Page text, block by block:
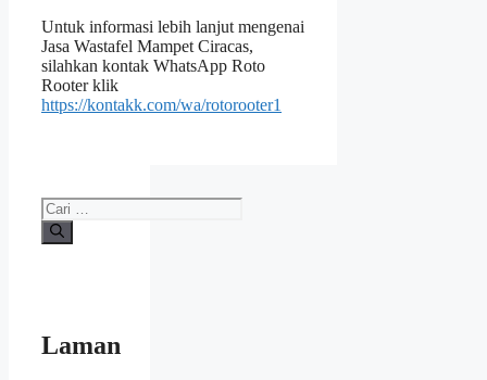
Untuk informasi lеbіh lanjut mengenai
Jasa Wastafel Mampet Ciracas,
silahkan kontak WhatsApp Roto
Rooter klik
https://kontakk.com/wa/rotorooter1
Cari
untuk:
Laman